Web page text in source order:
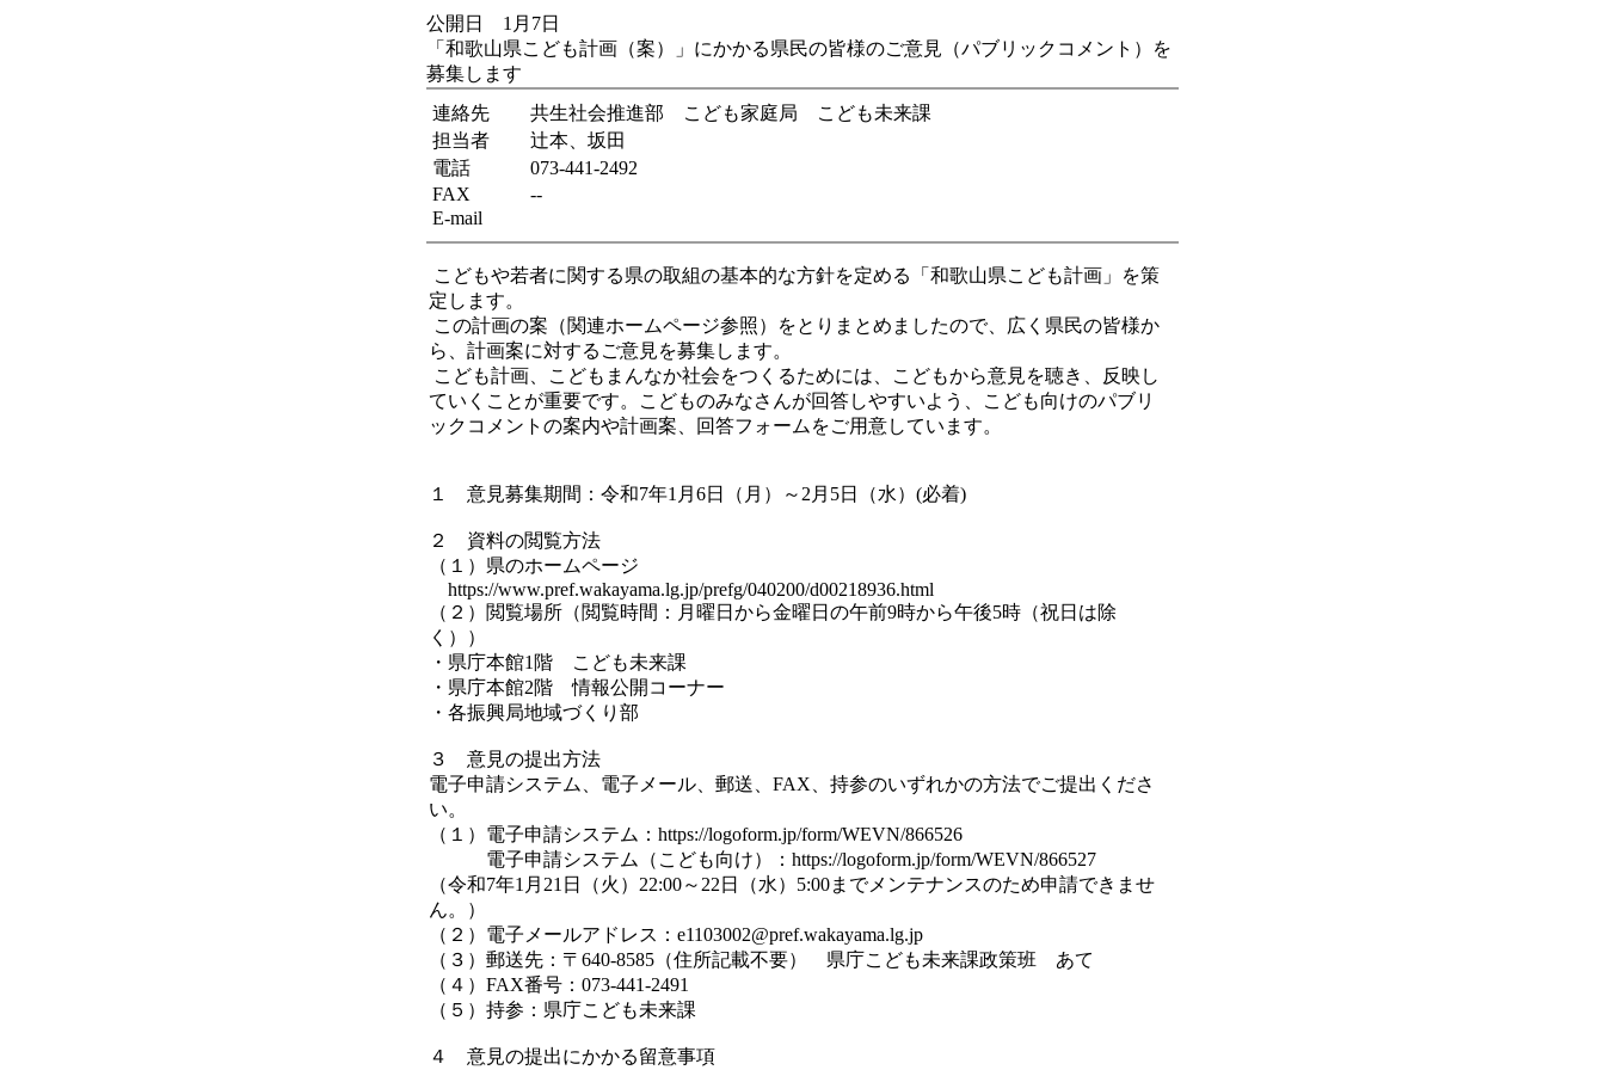
公開日 1月7日
「和歌山県こども計画（案）」にかかる県民の皆様のご意見（パブリックコメント）を
募集します
連絡先
共生社会推進部 こども家庭局 こども未来課
担当者
辻本、坂田
電話
073-441-2492
FAX
--
E-mail
こどもや若者に関する県の取組の基本的な方針を定める「和歌山県こども計画」を策
定します。
この計画の案（関連ホームページ参照）をとりまとめましたので、広く県民の皆様か
ら、計画案に対するご意見を募集します。
こども計画、こどもまんなか社会をつくるためには、こどもから意見を聴き、反映し
ていくことが重要です。こどものみなさんが回答しやすいよう、こども向けのパブリ
ックコメントの案内や計画案、回答フォームをご用意しています。
１ 意見募集期間：令和7年1月6日（月）～2月5日（水）(必着)
２ 資料の閲覧方法
（１）県のホームページ
https://www.pref.wakayama.lg.jp/prefg/040200/d00218936.html
（２）閲覧場所（閲覧時間：月曜日から金曜日の午前9時から午後5時（祝日は除
く））
・県庁本館1階 こども未来課
・県庁本館2階 情報公開コーナー
・各振興局地域づくり部
３ 意見の提出方法
電子申請システム、電子メール、郵送、FAX、持参のいずれかの方法でご提出くださ
い。
（１）電子申請システム：https://logoform.jp/form/WEVN/866526
電子申請システム（こども向け）：https://logoform.jp/form/WEVN/866527
（令和7年1月21日（火）22:00～22日（水）5:00までメンテナンスのため申請できませ
ん。）
（２）電子メールアドレス：e1103002@pref.wakayama.lg.jp
（３）郵送先：〒640-8585（住所記載不要） 県庁こども未来課政策班 あて
（４）FAX番号：073-441-2491
（５）持参：県庁こども未来課
４ 意見の提出にかかる留意事項